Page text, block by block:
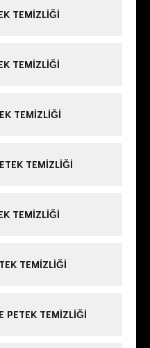
TEMIZLIĞI
TEMIZLIĞI
TEMIZLIĞI
TEMIZLIĞI
TEMIZLIĞI
TEMIZLIĞI
PETEK TEMIZLIĞI